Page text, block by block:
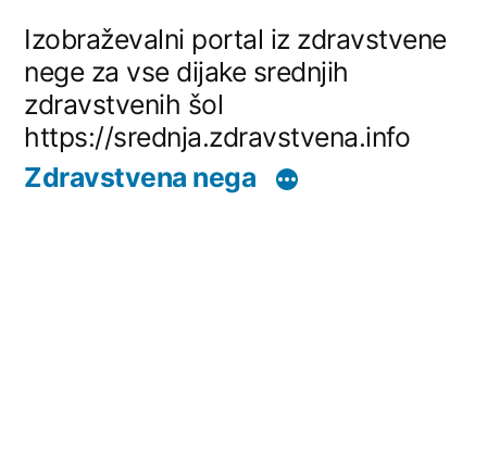
content
Izobraževalni portal iz zdravstvene
nege za vse dijake srednjih
zdravstvenih šol
https://srednja.zdravstvena.info
Zdravstvena nega